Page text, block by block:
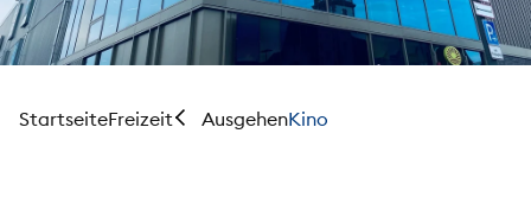
StartseiteFreizeit AusgehenKino